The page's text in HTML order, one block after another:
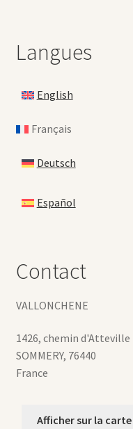
Langues
English
Français
Deutsch
Español
Contact
VALLONCHENE
1426, chemin d'Atteville
SOMMERY, 76440
France
Afficher sur la carte